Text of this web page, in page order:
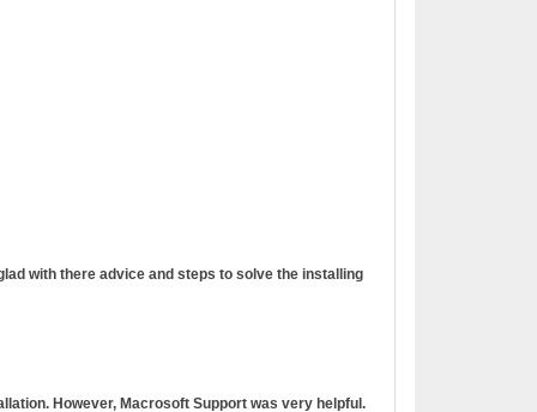
with there advice and steps to solve the installing
However, Macrosoft Support was very helpful.